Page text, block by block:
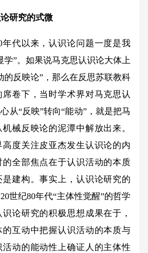
研究的式微
代以来，认识论问题一度是我
学”。如果说马克思认识论大体上
的反映论”，那么在反思苏联教科
卷下，当时学术界对马克思认
从“反映”转向“能动”，就是把马
械反映论的泥潭中解放出来。
度关注皮亚杰发生认识论的内
全部焦点在于认识活动的本质
是建构。事实上，认识论研究的
世纪80年代“主体性觉醒”的哲学
论研究的积极思想成果在于，
的互动中把握认识活动的本质与
动的能动性上确证人的主体性